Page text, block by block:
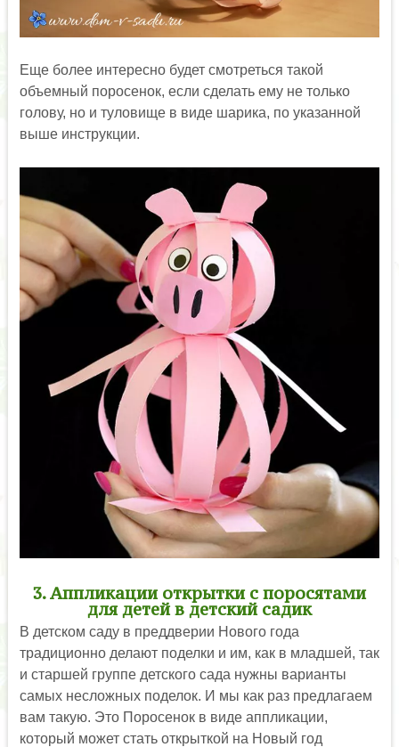
Еще более интересно будет смотреться такой
объемный поросенок, если сделать ему не только
голову, но и туловище в виде шарика, по указанной
выше инструкции.
3. Аппликации открытки с поросятами
для детей в детский садик
В детском саду в преддверии Нового года
традиционно делают поделки и им, как в младшей, так
и старшей группе детского сада нужны варианты
самых несложных поделок. И мы как раз предлагаем
вам такую. Это Поросенок в виде аппликации,
который может стать открыткой на Новый год